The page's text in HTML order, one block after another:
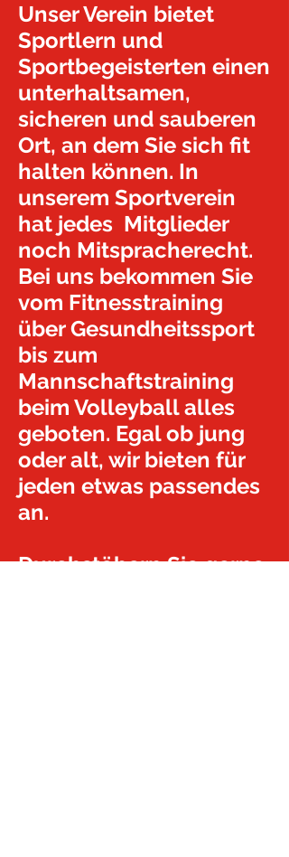
Unser Verein bietet
Sportlern und
Sportbegeisterten einen
unterhaltsamen,
sicheren und sauberen
Ort, an dem Sie sich fit
halten können. In
unserem Sportverein
hat jedes Mitglieder
noch Mitspracherecht.
Bei uns bekommen Sie
vom Fitnesstraining
über Gesundheitssport
bis zum
Mannschaftstraining
beim Volleyball alles
geboten. Egal ob jung
oder alt, wir bieten für
jeden etwas passendes
an.
Durchstöbern Sie gerne